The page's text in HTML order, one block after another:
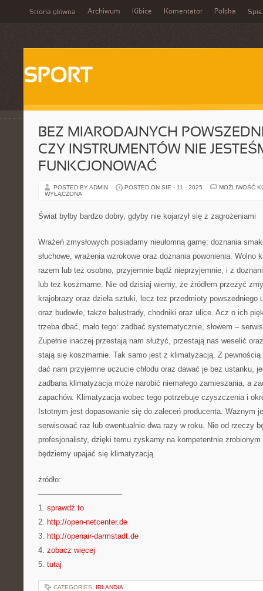
Strona główna Archiwum Kibice Komentator Polska Spis
SPORT
BEZ MIARODAJNYCH
CZY INSTRUMENTÓW NIE
FUNKCJONOWAĆ
POSTED BY ADMIN POSTED ON SIE - 11 - 2025
MOŻLIWOŚĆ
WYŁĄCZONA
Świat byłby bardzo dobry, gdyby nie kojarzył się z zagrożeniami
Wrażeń zmysłowych posiadamy nieułomną gamę: doznania
słuchowe, wrażenia wzrokowe oraz doznania powonienia. Wolno
razem lub też osobno, przyjemnie bądź nieprzyjemnie, i z
lub też koszmarne. Nie od dzisiaj wiemy, że źródłem przeżyć
krajobrazy oraz dzieła sztuki, lecz też przedmioty
oraz budowle, także balustrady, chodniki oraz ulice. Acz o ich
trzeba dbać, mało tego: zadbać systematycznie, słowem –
Zupełnie inaczej przestają nam służyć, przestają nas weselić
stają się koszmarnie. Tak samo jest z klimatyzacją. Z
dać nam przyjemne uczucie chłodu oraz dawać je bez ustanku,
zadbana klimatyzacja może narobić niemałego zamieszania, a
zapachów. Klimatyzacja wobec tego potrzebuje czyszczenia i
Istotnym jest dopasowanie się do zaleceń producenta. Ważnym
serwisować raz lub ewentualnie dwa razy w roku. Nie od rzeczy
profesjonalisty, dzięki temu zyskamy na kompetentnie zrobionym
będziemy upajać się klimatyzacją.
źródło:
———————————
1. sprawdź to
2. http://open-netcenter.de
3. http://openair-darmstadt.de
4. zobacz więcej
5. tutaj
CATEGORIES: IRLANDIA